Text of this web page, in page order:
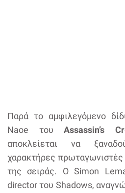
Παρά το αμφιλεγόμενο
Naoe τουAssassin’s
αποκλείεται να
χαρακτήρες πρωταγωνιστές
της σειράς. Ο Simon
director του Shadows,